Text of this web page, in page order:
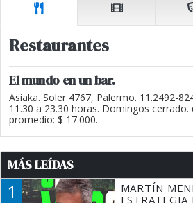
Restaurantes
El mundo en un bar.
Asiaka. Soler 4767, Palermo. 11.2492-
11.30 a 23.30 horas. Domingos cerrado.
promedio: $ 17.000.
MÁS LEÍDAS
1
MARTÍN